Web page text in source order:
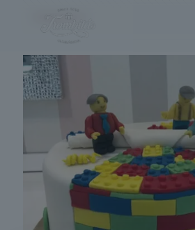
Categories